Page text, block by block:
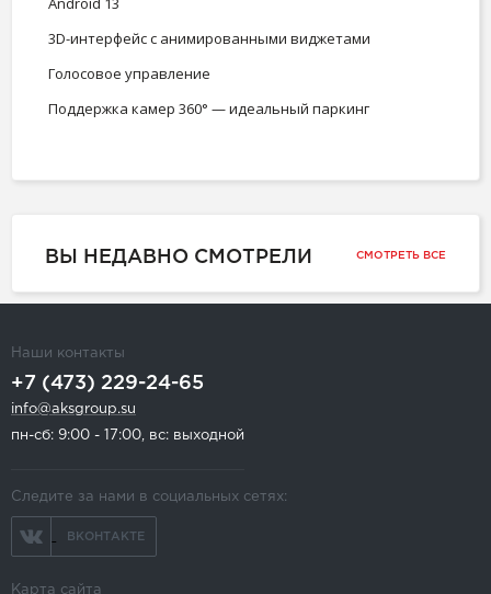
3D-интерфейс с анимированными виджетами
Голосовое управление
Поддержка камер 360° — идеальный паркинг
ВЫ НЕДАВНО СМОТРЕЛИ СМОТРЕТЬ ВСЕ
Наши контакты
+7 (473) 229-24-65
info@aksgroup.su
пн-сб: 9:00 - 17:00, вс: выходной
Следите за нами в социальных сетях:
ВКОНТАКТЕ
Карта сайта